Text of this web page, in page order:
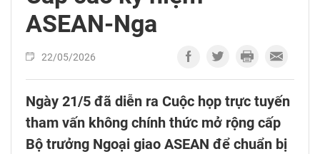
ASEAN-Nga
22/05/2026
Ngày 21/5 đã diễn ra Cuộc họp trực tuyến
tham vấn không chính thức mở rộng cấp
Bộ trưởng Ngoại giao ASEAN để chuẩn bị